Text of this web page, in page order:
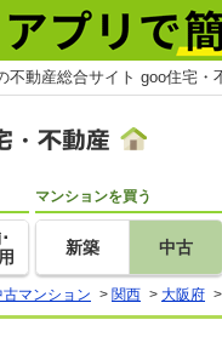
不動産総合サイト goo住宅・
マンションを買う
新築 中古
古マンション > 関西 > 大阪府 >